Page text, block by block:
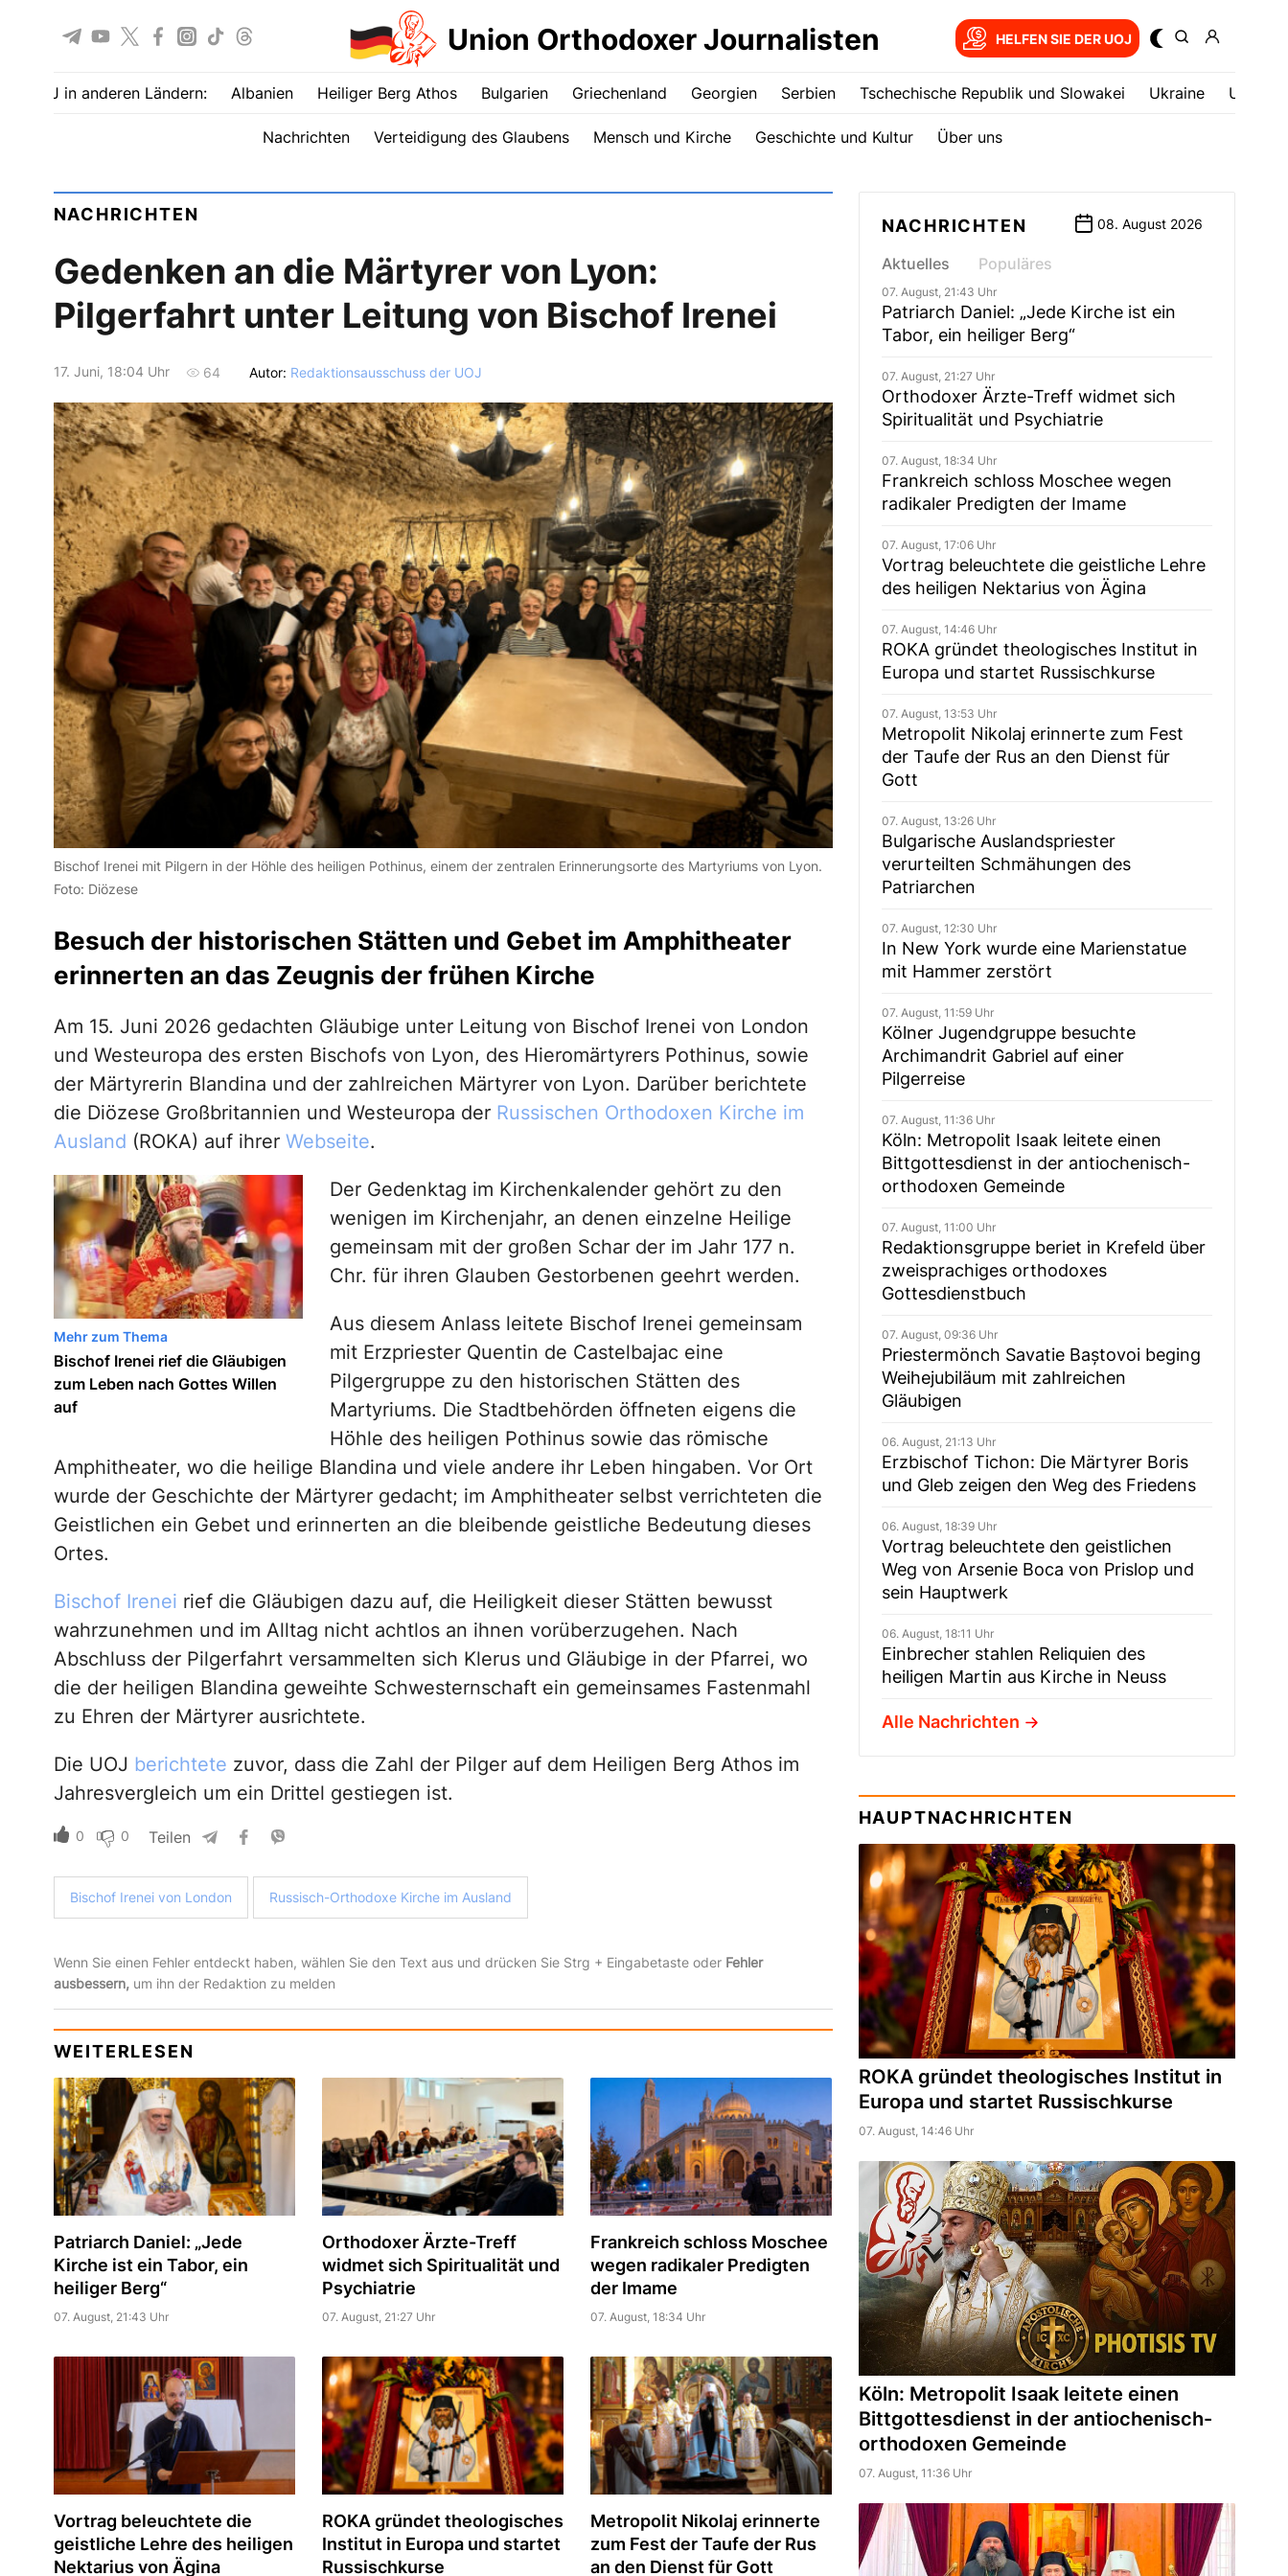
Union Orthodoxer Journalisten HELFEN SIE DER UOJ
UOJ in anderen Ländern: Albanien Heiliger Berg Athos Bulgarien Griechenland Georgien Serbien Tschechische Republik und Slowakei Ukrainе USA
Nachrichten Verteidigung des Glaubens Mensch und Kirche Geschichte und Kultur Über uns
NACHRICHTEN
Gedenken an die Märtyrer von Lyon:
Pilgerfahrt unter Leitung von Bischof Irenei
17. Juni, 18:04 Uhr 64 Autor: Redaktionsausschuss der UOJ
Bischof Irenei mit Pilgern in der Höhle des heiligen Pothinus, einem der zentralen Erinnerungsorte des Martyriums von Lyon.
Foto: Diözese
Besuch der historischen Stätten und Gebet im Amphitheater
erinnerten an das Zeugnis der frühen Kirche
Am 15. Juni 2026 gedachten Gläubige unter Leitung von Bischof Irenei von London
und Westeuropa des ersten Bischofs von Lyon, des Hieromärtyrers Pothinus, sowie
der Märtyrerin Blandina und der zahlreichen Märtyrer von Lyon. Darüber berichtete
die Diözese Großbritannien und Westeuropa der Russischen Orthodoxen Kirche im
Ausland (ROKA) auf ihrer Webseite.
Mehr zum Thema
Bischof Irenei rief die Gläubigen
zum Leben nach Gottes Willen
auf
Der Gedenktag im Kirchenkalender gehört zu den
wenigen im Kirchenjahr, an denen einzelne Heilige
gemeinsam mit der großen Schar der im Jahr 177 n.
Chr. für ihren Glauben Gestorbenen geehrt werden.
Aus diesem Anlass leitete Bischof Irenei gemeinsam
mit Erzpriester Quentin de Castelbajac eine
Pilgergruppe zu den historischen Stätten des
Martyriums. Die Stadtbehörden öffneten eigens die
Höhle des heiligen Pothinus sowie das römische
Amphitheater, wo die heilige Blandina und viele andere ihr Leben hingaben. Vor Ort
wurde der Geschichte der Märtyrer gedacht; im Amphitheater selbst verrichteten die
Geistlichen ein Gebet und erinnerten an die bleibende geistliche Bedeutung dieses
Ortes.
Bischof Irenei rief die Gläubigen dazu auf, die Heiligkeit dieser Stätten bewusst
wahrzunehmen und im Alltag nicht achtlos an ihnen vorüberzugehen. Nach
Abschluss der Pilgerfahrt versammelten sich Klerus und Gläubige in der Pfarrei, wo
die der heiligen Blandina geweihte Schwesternschaft ein gemeinsames Fastenmahl
zu Ehren der Märtyrer ausrichtete.
Die UOJ berichtete zuvor, dass die Zahl der Pilger auf dem Heiligen Berg Athos im
Jahresvergleich um ein Drittel gestiegen ist.
0 0 Teilen
Bischof Irenei von London Russisch-Orthodoxe Kirche im Ausland
Wenn Sie einen Fehler entdeckt haben, wählen Sie den Text aus und drücken Sie Strg + Eingabetaste oder Fehler
ausbessern,um ihn der Redaktion zu melden
WEITERLESEN
Patriarch Daniel: „Jede
Kirche ist ein Tabor, ein
heiliger Berg“
07. August, 21:43 Uhr
Orthodoxer Ärzte-Treff
widmet sich Spiritualität und
Psychiatrie
07. August, 21:27 Uhr
Frankreich schloss Moschee
wegen radikaler Predigten
der Imame
07. August, 18:34 Uhr
Vortrag beleuchtete die
geistliche Lehre des heiligen
Nektarius von Ägina
ROKA gründet theologisches
Institut in Europa und startet
Russischkurse
Metropolit Nikolaj erinnerte
zum Fest der Taufe der Rus
an den Dienst für Gott
NACHRICHTEN 08. August 2026
Aktuelles Populäres
07. August, 21:43 Uhr
Patriarch Daniel: „Jede Kirche ist ein
Tabor, ein heiliger Berg“
07. August, 21:27 Uhr
Orthodoxer Ärzte-Treff widmet sich
Spiritualität und Psychiatrie
07. August, 18:34 Uhr
Frankreich schloss Moschee wegen
radikaler Predigten der Imame
07. August, 17:06 Uhr
Vortrag beleuchtete die geistliche Lehre
des heiligen Nektarius von Ägina
07. August, 14:46 Uhr
ROKA gründet theologisches Institut in
Europa und startet Russischkurse
07. August, 13:53 Uhr
Metropolit Nikolaj erinnerte zum Fest
der Taufe der Rus an den Dienst für
Gott
07. August, 13:26 Uhr
Bulgarische Auslandspriester
verurteilten Schmähungen des
Patriarchen
07. August, 12:30 Uhr
In New York wurde eine Marienstatue
mit Hammer zerstört
07. August, 11:59 Uhr
Kölner Jugendgruppe besuchte
Archimandrit Gabriel auf einer
Pilgerreise
07. August, 11:36 Uhr
Köln: Metropolit Isaak leitete einen
Bittgottesdienst in der antiochenisch-
orthodoxen Gemeinde
07. August, 11:00 Uhr
Redaktionsgruppe beriet in Krefeld über
zweisprachiges orthodoxes
Gottesdienstbuch
07. August, 09:36 Uhr
Priestermönch Savatie Baștovoi beging
Weihejubiläum mit zahlreichen
Gläubigen
06. August, 21:13 Uhr
Erzbischof Tichon: Die Märtyrer Boris
und Gleb zeigen den Weg des Friedens
06. August, 18:39 Uhr
Vortrag beleuchtete den geistlichen
Weg von Arsenie Boca von Prislop und
sein Hauptwerk
06. August, 18:11 Uhr
Einbrecher stahlen Reliquien des
heiligen Martin aus Kirche in Neuss
Alle Nachrichten
HAUPTNACHRICHTEN
ROKA gründet theologisches Institut in
Europa und startet Russischkurse
07. August, 14:46 Uhr
Köln: Metropolit Isaak leitete einen
Bittgottesdienst in der antiochenisch-
orthodoxen Gemeinde
07. August, 11:36 Uhr